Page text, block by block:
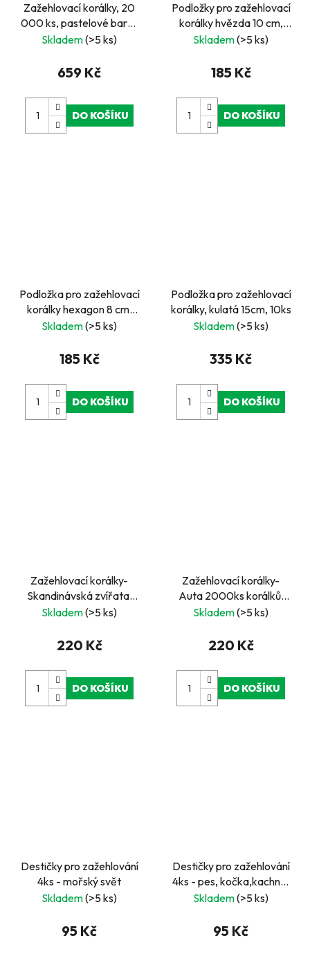
Zažehlovací korálky, 20
000 ks, pastelové barvy
v boxu
Skladem(>5 ks)
659 Kč
DO KOŠÍKU
Podložky pro zažehlovací
korálky hvězda 10 cm,
10ks
Skladem(>5 ks)
185 Kč
DO KOŠÍKU
Podložka pro zažehlovací
korálky hexagon 8 cm,
10ks
Skladem(>5 ks)
185 Kč
DO KOŠÍKU
Podložka pro zažehlovací
korálky, kulatá 15cm, 10ks
Skladem(>5 ks)
335 Kč
DO KOŠÍKU
Zažehlovací korálky-
Skandinávská zvířata,
2400ks korálků,
Skladem(>5 ks)
220 Kč
DO KOŠÍKU
Zažehlovací korálky-
Auta 2000ks korálků,
předlohy, 2x destičky
Skladem(>5 ks)
220 Kč
DO KOŠÍKU
Destičky pro zažehlování
4ks - mořský svět
Skladem(>5 ks)
95 Kč
Destičky pro zažehlování
4ks - pes, kočka,kachně,
motýl
Skladem(>5 ks)
95 Kč